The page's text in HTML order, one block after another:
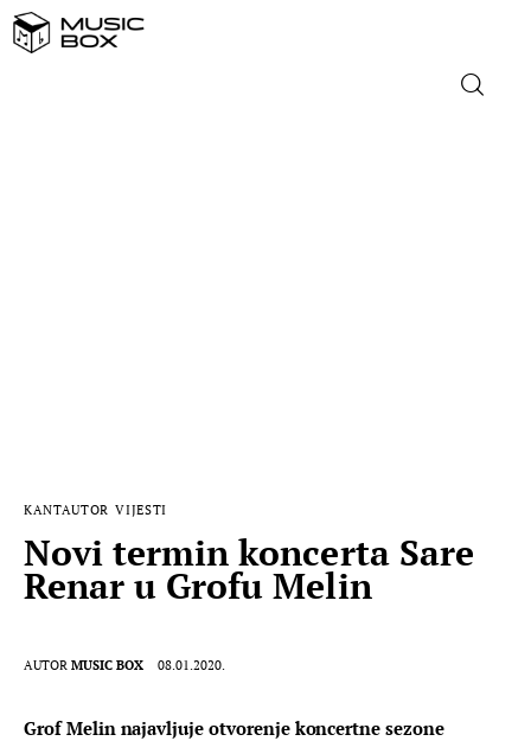
KANTAUTOR VIJESTI
Novi termin koncerta Sare
Renar u Grofu Melin
AUTOR MUSIC BOX 08.01.2020.
Grof Melin najavljuje otvorenje koncertne sezone